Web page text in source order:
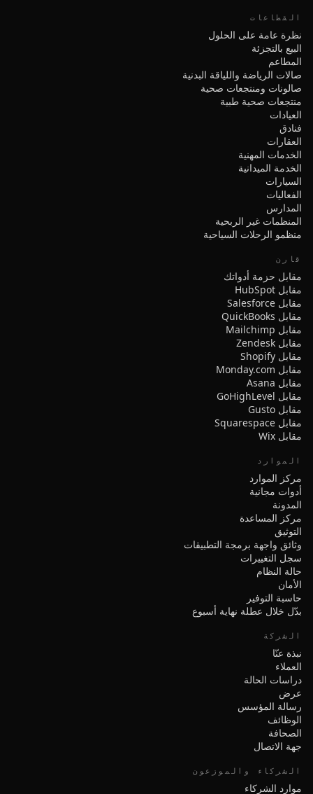
القطاعات
نظرة عامة على الحلول
البيع بالتجزئة
المطاعم
صالات الرياضة واللياقة البدنية
صالونات ومنتجعات صحية
منتجعات صحية طبية
العيادات
فنادق
العقارات
الخدمات المهنية
الخدمة الميدانية
السيارات
الفعاليات
المدارس
المنظمات غير الربحية
منظمو الرحلات السياحية
قارن
مقابل حزمة أدواتك
مقابل HubSpot
مقابل Salesforce
مقابل QuickBooks
مقابل Mailchimp
مقابل Zendesk
مقابل Shopify
مقابل Monday.com
مقابل Asana
مقابل GoHighLevel
مقابل Gusto
مقابل Squarespace
مقابل Wix
الموارد
مركز الموارد
أدوات مجانية
المدونة
مركز المساعدة
التوثيق
وثائق واجهة برمجة التطبيقات
سجل التغييرات
حالة النظام
الأمان
حاسبة التوفير
بدّل خلال عطلة نهاية أسبوع
الشركة
نبذة عنّا
العملاء
دراسات الحالة
عرض
رسالة المؤسس
الوظائف
الصحافة
جهة الاتصال
الشركاء والموزعون
موارد الشركاء